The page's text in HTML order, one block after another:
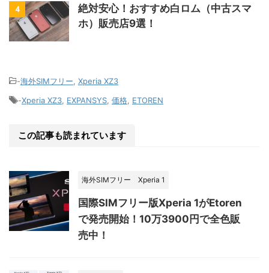
4
絶対安心！おすすめ白ロム（中古スマ
ホ）販売店9選！
-海外SIMフリー Xperia XZ3
-Xperia XZ3 EXPANSYS 価格 ETOREN
この記事も読まれています
海外SIMフリー Xperia 1
国際SIMフリー版Xperia 1がEtoren
で発売開始！10万3900円で全色販
売中！